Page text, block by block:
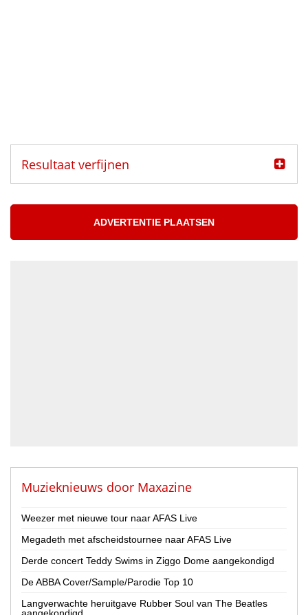
Resultaat verfijnen
Nederland
België
Provincie
Drenthe
Flevoland
ADVERTENTIE PLAATSEN
Muzieknieuws door Maxazine
Weezer met nieuwe tour naar AFAS Live
Megadeth met afscheidstournee naar AFAS Live
Derde concert Teddy Swims in Ziggo Dome aangekondigd
De ABBA Cover/Sample/Parodie Top 10
Langverwachte heruitgave Rubber Soul van The Beatles